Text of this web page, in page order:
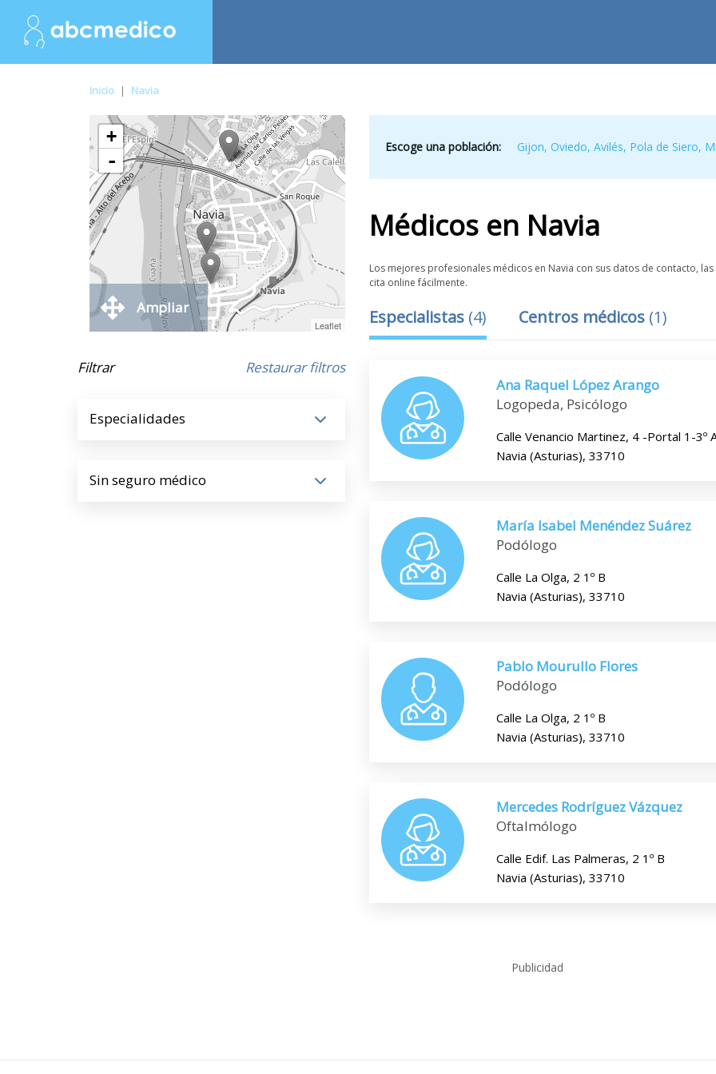
Inicio | Navia
+
-
Leaflet
Ampliar
Filtrar Restaurar filtros
Especialidades
Sin seguro médico
Escoge una población: Gijon,Oviedo,Avilés, Pola de Siero,
Médicos en Navia
Los mejores profesionales médicos en Navia con sus datos de contacto,
cita online fácilmente.
Especialistas (4) Centros médicos (1)
Ana Raquel López Arango
Logopeda, Psicólogo
Calle Venancio Martinez, 4 -Portal 1-3º
Navia (Asturias), 33710
María Isabel Menéndez Suárez
Podólogo
Calle La Olga, 2 1º B
Navia (Asturias), 33710
Pablo Mourullo Flores
Podólogo
Calle La Olga, 2 1º B
Navia (Asturias), 33710
Mercedes Rodríguez Vázquez
Oftalmólogo
Calle Edif. Las Palmeras, 2 1º B
Navia (Asturias), 33710
Publicidad